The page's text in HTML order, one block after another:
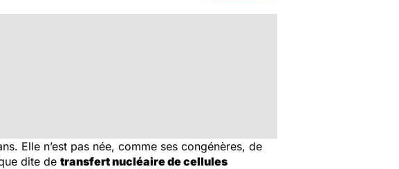
Elle n’est pas née, comme ses congénères, de
dite de transfert nucléaire de cellules